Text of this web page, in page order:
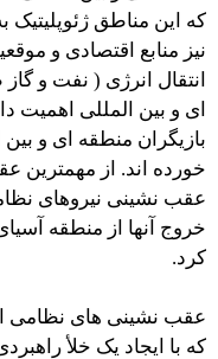
که این مناطق
نیز منابع اقتصادی و
انتقال انرژی ( نفت و
ای و بین المللی اهمیت
بازیگران منطقه ای و
خورده اند. از مهمترین
عقب نشینی نیروهای
خروج آنها از منطقه
کرد.
عقب نشینی های نظامی
که با ایجاد یک خلأ